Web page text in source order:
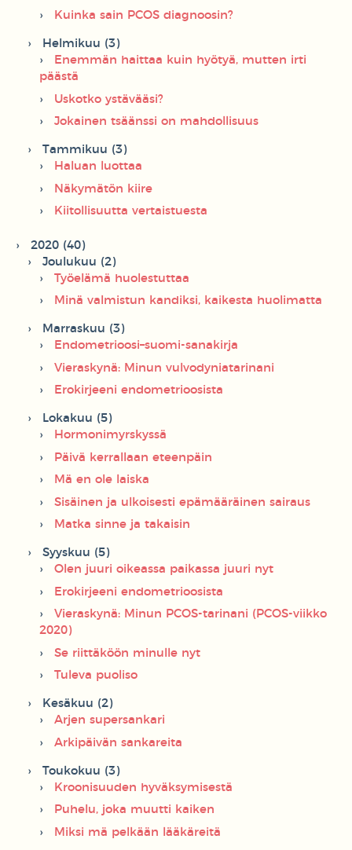
Kuinka sain PCOS diagnoosin?
Helmikuu (3)
Enemmän haittaa kuin hyötyä, mutten irti
päästä
Uskotko ystävääsi?
Jokainen tsäänssi on mahdollisuus
Tammikuu (3)
Haluan luottaa
Näkymätön kiire
Kiitollisuutta vertaistuesta
2020 (40)
Joulukuu (2)
Työelämä huolestuttaa
Minä valmistun kandiksi, kaikesta huolimatta
Marraskuu (3)
Endometrioosi–suomi-sanakirja
Vieraskynä: Minun vulvodyniatarinani
Erokirjeeni endometrioosista
Lokakuu (5)
Hormonimyrskyssä
Päivä kerrallaan eteenpäin
Mä en ole laiska
Sisäinen ja ulkoisesti epämääräinen sairaus
Matka sinne ja takaisin
Syyskuu (5)
Olen juuri oikeassa paikassa juuri nyt
Erokirjeeni endometrioosista
Vieraskynä: Minun PCOS-tarinani (PCOS-viikko
2020)
Se riittäköön minulle nyt
Tuleva puoliso
Kesäkuu (2)
Arjen supersankari
Arkipäivän sankareita
Toukokuu (3)
Kroonisuuden hyväksymisestä
Puhelu, joka muutti kaiken
Miksi mä pelkään lääkäreitä